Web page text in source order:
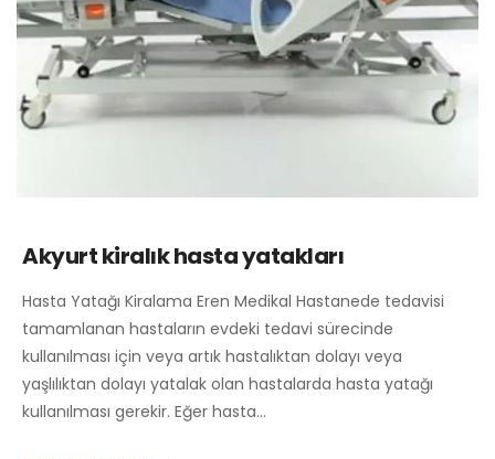
Akyurt kiralık hasta yatakları
Hasta Yatağı Kiralama Eren Medikal Hastanede tedavisi
tamamlanan hastaların evdeki tedavi sürecinde
kullanılması için veya artık hastalıktan dolayı veya
yaşlılıktan dolayı yatalak olan hastalarda hasta yatağı
kullanılması gerekir. Eğer hasta…